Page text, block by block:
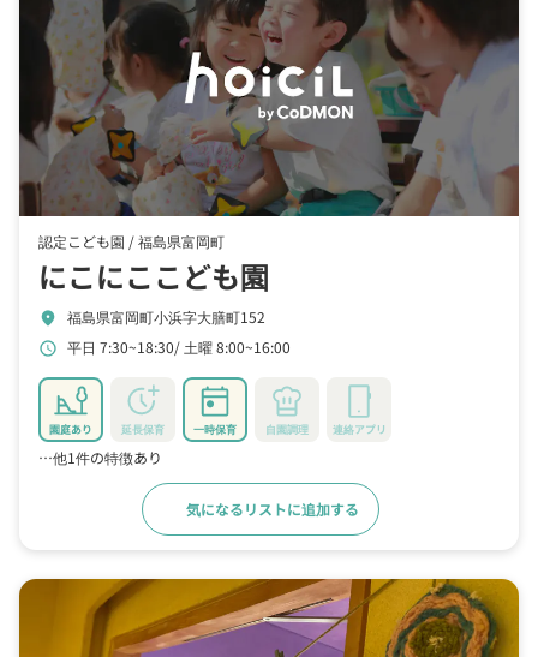
認定こども園 /福島県富岡町
にこにここども園
location_on 福島県富岡町小浜字大膳町152
schedule 平日 7:30~18:30 土曜 8:00~16:00
園庭あり 延長保育 一時保育 自園調理 連絡アプリ
…他1件の特徴あり
気になるリストに追加する